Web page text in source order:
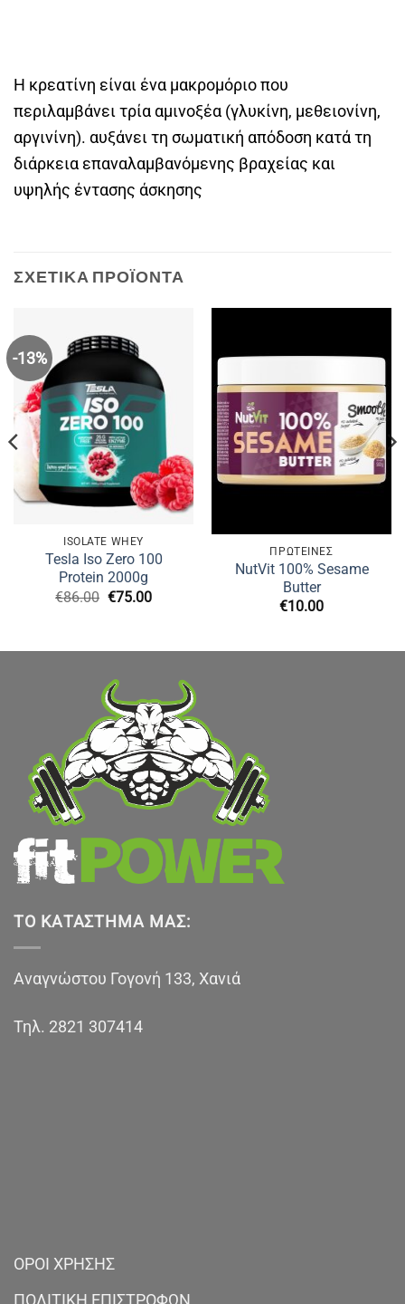
Η κρεατίνη είναι ένα μακρομόριο που
περιλαμβάνει τρία αμινοξέα (γλυκίνη, μεθειονίνη,
αργινίνη). αυξάνει τη σωματική απόδοση κατά τη
διάρκεια επαναλαμβανόμενης βραχείας και
υψηλής έντασης άσκησης
ΣΧΕΤΙΚΆ ΠΡΟΪΌΝΤΑ
-13%
ISOLATE WHEY
Tesla Iso Zero 100
Protein 2000g
€86.00 Original
€75.00Η
€75.00.
ΠΡΩΤΕΙΝΕΣ
NutVit 100% Sesame
Butter
€10.00
ΤΟ ΚΑΤΆΣΤΗΜΑ ΜΑΣ:
Αναγνώστου Γογονή 133, Χανιά
Τηλ. 2821 307414
ΟΡΟΙ ΧΡΗΣΗΣ
ΠΟΛΙΤΙΚΗ ΕΠΙΣΤΡΟΦΩΝ